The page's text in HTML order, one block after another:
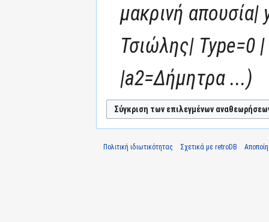
μακρινή
Τσιώλης| Type=0
|a2=Δήμητρα ...
Πολιτική ιδιωτικότητας Σχετικά με retroDB